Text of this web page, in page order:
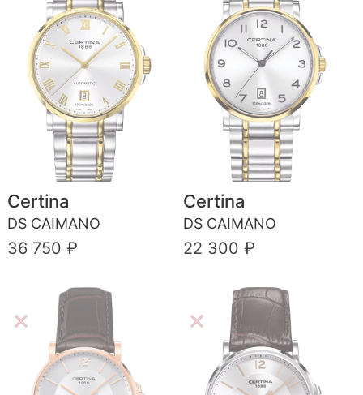
Certina
DS CAIMANO
36 750 ₽
Certina
DS CAIMANO
22 300 ₽